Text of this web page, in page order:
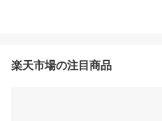
楽天市場の注目商品